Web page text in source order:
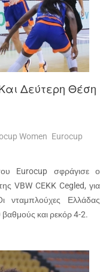
Δεύτερη Θέση
Women Eurocup
Eurocup σφράγισε ο
VBW CEKK Cegled, για
νταμπλούχες Ελλάδας
και ρεκόρ 4-2.